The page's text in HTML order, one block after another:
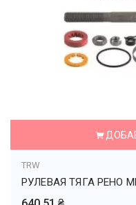
TRW
РУЛЕВАЯ ТЯГА РЕНО